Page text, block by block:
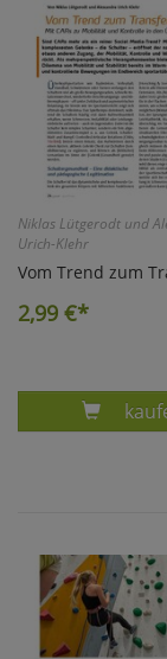
Niklas Lütgerodt und
Urich-Klehr
Vom Trend zum
2,99 €*